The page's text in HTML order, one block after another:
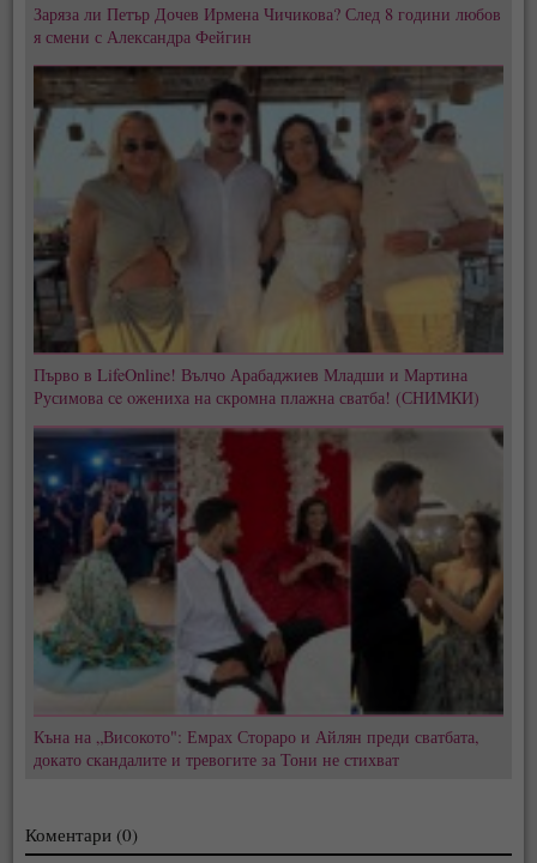
Заряза ли Петър Дочев Ирмена Чичикова? След 8 години любов
я смени с Александра Фейгин
Първо в LifeOnline! Вълчо Арабаджиев Младши и Мартина
Русимова сe oжениха на скромна плажна сватба! (СНИМКИ)
Къна на „Високото": Емрах Стораро и Айлян преди сватбата,
докато скандалите и тревогите за Тони не стихват
Коментари (0)